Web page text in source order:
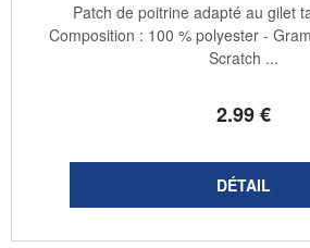
2.99€
Patch de poitrine adapté au gilet
Composition : 100 % polyester -
Scratch ...